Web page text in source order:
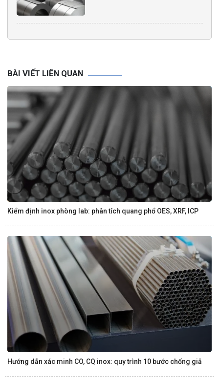
BÀI VIẾT LIÊN QUAN
Kiểm định inox phòng lab: phân tích quang phổ OES, XRF, ICP
Hướng dẫn xác minh CO, CQ inox: quy trình 10 bước chống giả